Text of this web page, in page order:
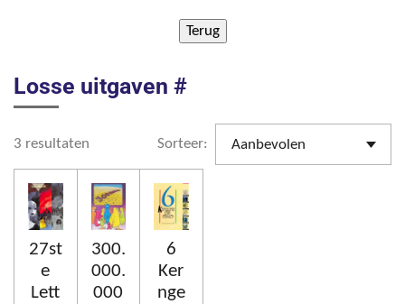
Losse uitgaven #
3 resultaten Sorteer:
27st
e
Lett
300.
000.
000
6
Ker
nge